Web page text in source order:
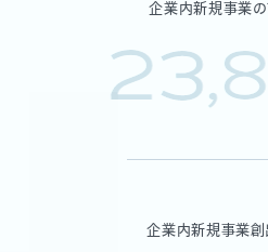
企業内新規事業の
企業内新規事業